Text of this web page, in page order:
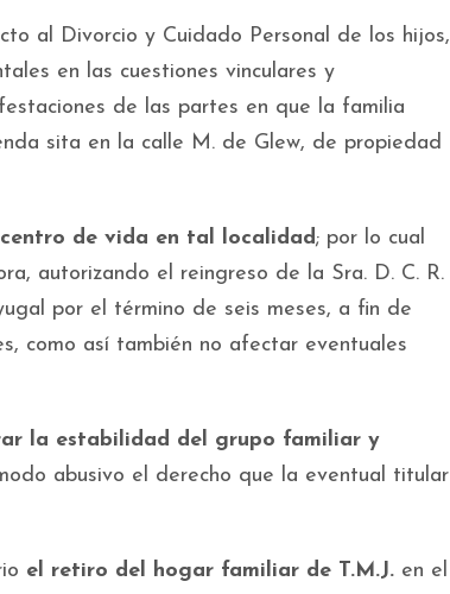
al Divorcio y Cuidado Personal de los hijos,
en las cuestiones vinculares y
de las partes en que la familia
sita en la calle M. de Glew, de propiedad
de vida en tal localidad; por lo cual
autorizando el reingreso de la Sra. D. C. R.
por el término de seis meses, a fin de
como así también no afectar eventuales
la estabilidad del grupo familiar y
abusivo el derecho que la eventual titular
el retiro del hogar familiar de T.M.J. en el